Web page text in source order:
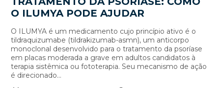
O ILUMYA PODE AJUDAR
O ILUMYA é um medicamento cujo princípio ativo é o
tildraquizumabe (tildrakizumab-asmn), um anticorpo
monoclonal desenvolvido para o tratamento da psoríase
em placas moderada a grave em adultos candidatos à
terapia sistêmica ou fototerapia. Seu mecanismo de ação
é direcionado...